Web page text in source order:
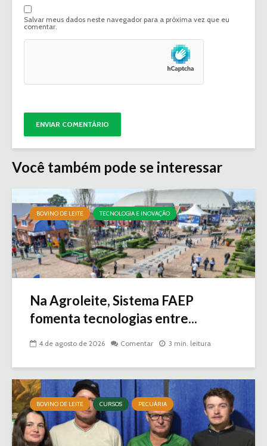
Salvar meus dados neste navegador para a próxima vez que eu
comentar.
Você também pode se interessar
BOVINO DE LEITE TECNOLOGIA E INOVAÇÃO
Na Agroleite, Sistema FAEP
fomenta tecnologias entre...
4 de agosto de 2026 Comentar 3 min. leitura
BOVINO DE LEITE CURSOS PECUÁRIA